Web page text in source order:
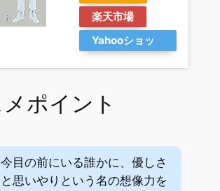
楽天市場
Yahooショッ
ポイント
今目の前にいる誰かに、優しさ
と思いやりという名の想像力を